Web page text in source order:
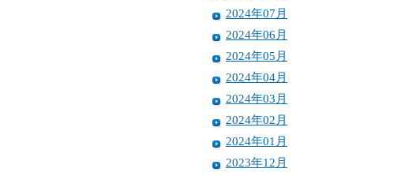
2024年07月
2024年06月
2024年05月
2024年04月
2024年03月
2024年02月
2024年01月
2023年12月